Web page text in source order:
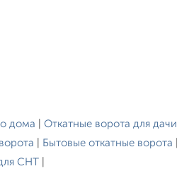
дома Откатные ворота для дачи
Бытовые откатные ворота
СНТ